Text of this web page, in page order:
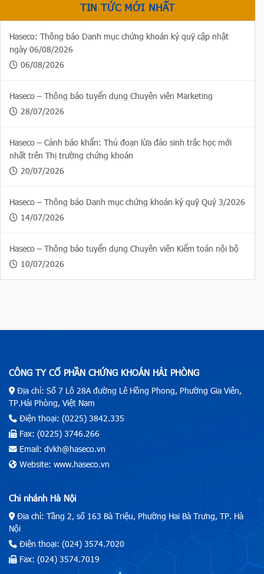
TIN TỨC MỚI NHẤT
Haseco: Thông báo Danh mục chứng khoán ký quỹ cập nhật
ngày 06/08/2026
06/08/2026
Haseco – Thông báo tuyển dụng Chuyên viên Marketing
28/07/2026
Haseco – Cảnh báo khẩn: Thủ đoạn lừa đảo sinh trắc học mới
nhất trên Thị trường chứng khoán
20/07/2026
Haseco – Thông báo Danh mục chứng khoán ký quỹ Quý 3/2026
14/07/2026
Haseco – Thông báo tuyển dụng Chuyên viên Kiểm toán nội bộ
10/07/2026
CÔNG TY CỔ PHẦN CHỨNG KHOÁN HẢI PHÒNG
Địa chỉ: Số 7 Lô 28A đường Lê Hồng Phong, Phường Gia Viên,
TP.Hải Phòng, Việt Nam
Điện thoại: (0225) 3842.335
Fax: (0225) 3746.266
Email: dvkh@haseco.vn
Website: www.haseco.vn
Chi nhánh Hà Nội
Địa chỉ: Tầng 2, số 163 Bà Triệu, Phường Hai Bà Trưng, TP. Hà
Nội
Điện thoại: (024) 3574.7020
Fax: (024) 3574.7019